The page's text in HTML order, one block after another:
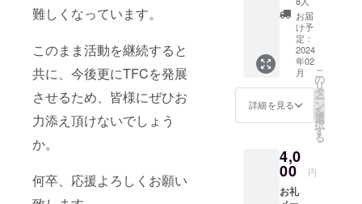
難しくなっています。
このまま活動を継続すると
共に、今後更にTFCを発展
させるため、皆様にぜひお
力添え頂けないでしょう
か。
何卒、応援よろしくお願い
お届
け予
定：
2024
年02
月
詳細を見る
こ
の
リ
タ
ー
ン
を
選
択
す
る
4,0
00 円
お礼